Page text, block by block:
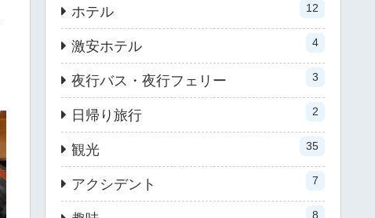
ホテル 12
激安ホテル 4
夜行バス・夜行フェリー 3
日帰り旅行 2
観光 35
アクシデント 7
8